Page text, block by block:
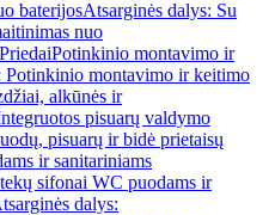
baterijosAtsarginės dalys: Su
nuo
Potinkinio montavimo ir
Potinkinio montavimo ir keitimo
alkūnės ir
pisuarų valdymo
pisuarų ir bidė prietaisų
ir sanitariniams
sifonai WC puodams ir
dalys: